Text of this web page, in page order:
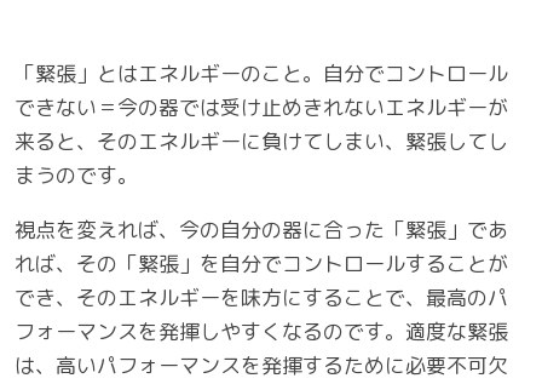
「緊張」とはエネルギーのこと。自分でコントロール
できない＝今の器では受け止めきれないエネルギーが
来ると、そのエネルギーに負けてしまい、緊張してし
まうのです。
視点を変えれば、今の自分の器に合った「緊張」であ
れば、その「緊張」を自分でコントロールすることが
でき、そのエネルギーを味方にすることで、最高のパ
フォーマンスを発揮しやすくなるのです。適度な緊張
は、高いパフォーマンスを発揮するために必要不可欠